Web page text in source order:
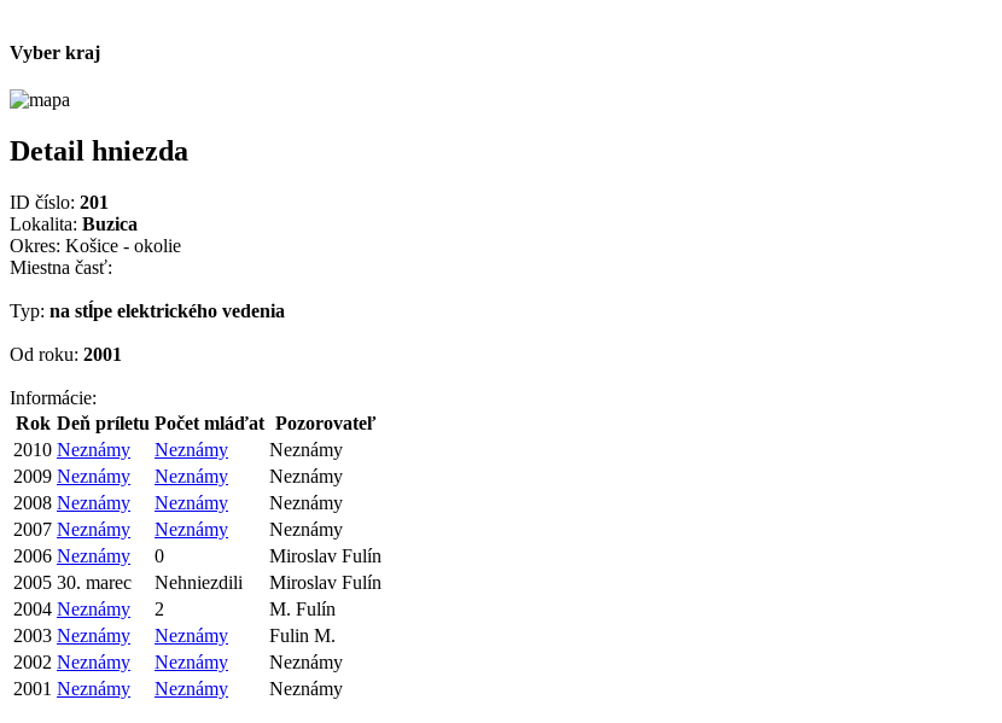
Vyber kraj
Detail hniezda
ID číslo: 201
Lokalita: Buzica
Okres: Košice - okolie
Miestna časť:
Typ: na stĺpe elektrického vedenia
Od roku: 2001
Informácie:
Rok Deň príletu Počet mláďat Pozorovateľ
2010 Neznámy Neznámy
Neznámy
2009 Neznámy Neznámy
Neznámy
2008 Neznámy Neznámy
Neznámy
2007 Neznámy Neznámy
Neznámy
2006 Neznámy 0
Miroslav Fulín
2005 30. marec Nehniezdili
Miroslav Fulín
2004 Neznámy 2
M. Fulín
2003 Neznámy Neznámy
Fulin M.
2002 Neznámy Neznámy
Neznámy
2001 Neznámy Neznámy Neznámy